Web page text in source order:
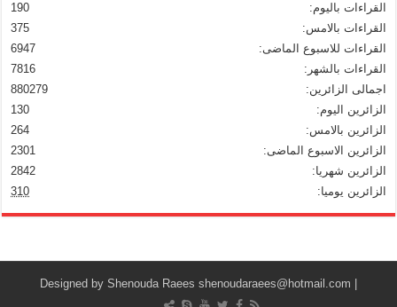
190
القراءات باليوم:
375
القراءات بالامس:
6947
القراءات للاسبوع الماضى:
7816
القراءات بالشهر:
880279
اجمالى الزائرين:
130
الزائرين اليوم:
264
الزائرين بالامس:
2301
الزائرين الاسبوع الماضى:
2842
الزائرين شهريا:
310
الزائرين يوميا:
Shenouda Raees shenoudaraees@hotmail.com